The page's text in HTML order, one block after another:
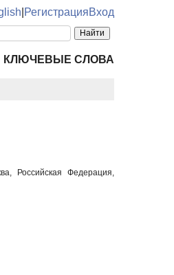
РегистрацияВход
КЛЮЧЕВЫЕ СЛОВА
Российская Федерация,